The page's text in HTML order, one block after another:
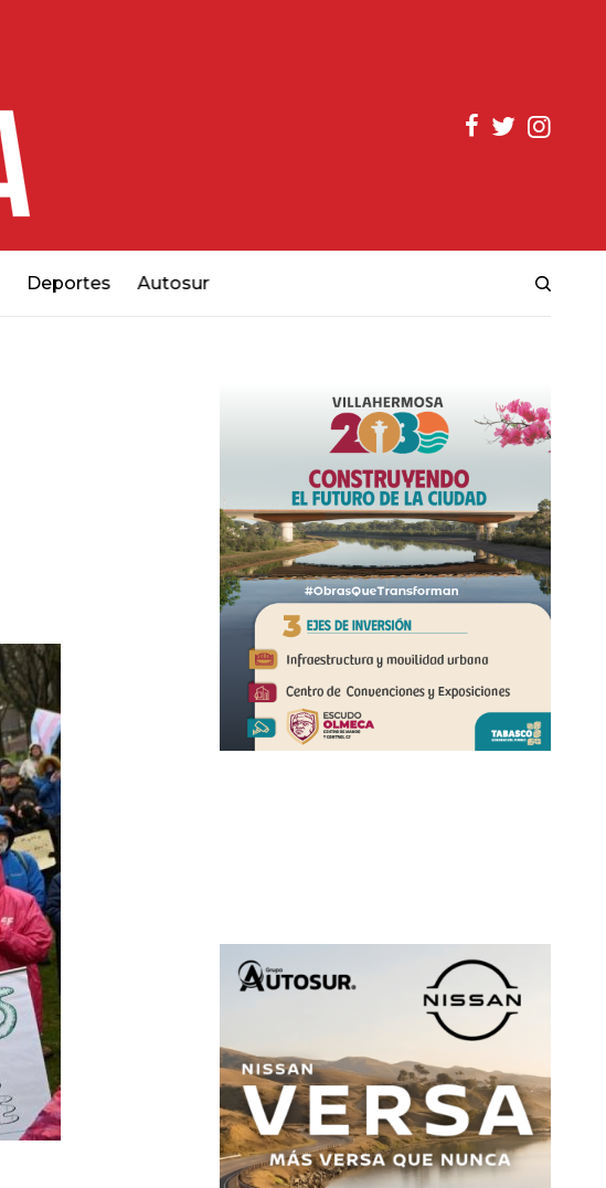
Deportes Autosur